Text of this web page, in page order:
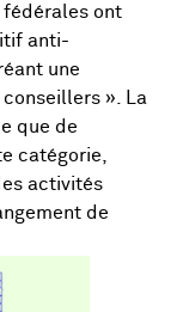
fédérales ont
anti-
une
». La
que de
catégorie,
activités
de